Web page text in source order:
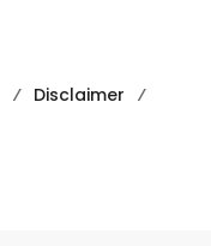
Disclaimer